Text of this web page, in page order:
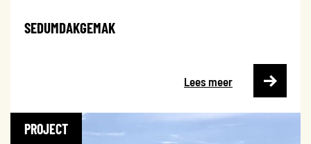
SEDUMDAKGEMAK
Lees meer
PROJECT